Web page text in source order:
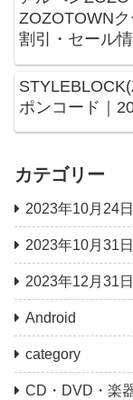
ZOZOTOWN
割引・セール
ポンコード｜
カテゴリー
2023年10月24
2023年10月31
2023年12月31
Android
category
CD・DVD・楽